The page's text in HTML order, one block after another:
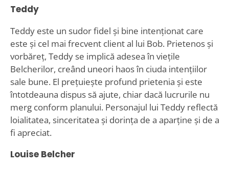
Teddy
Teddy este un sudor fidel și bine intenționat care
este și cel mai frecvent client al lui Bob. Prietenos și
vorbăreț, Teddy se implică adesea în viețile
Belcherilor, creând uneori haos în ciuda intențiilor
sale bune. El prețuiește profund prietenia și este
întotdeauna dispus să ajute, chiar dacă lucrurile nu
merg conform planului. Personajul lui Teddy reflectă
loialitatea, sinceritatea și dorința de a aparține și de a
fi apreciat.
Louise Belcher